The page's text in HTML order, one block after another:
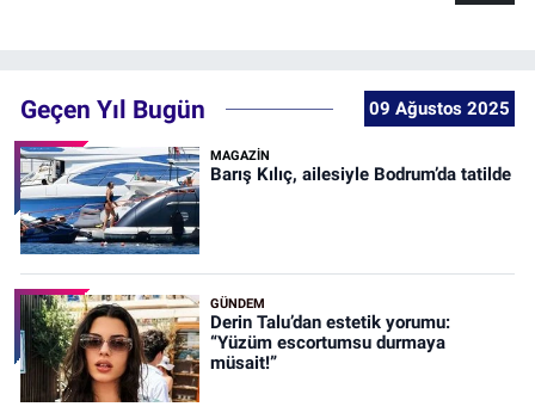
Geçen Yıl Bugün 09 Ağustos 2025
MAGAZİN
Barış Kılıç, ailesiyle Bodrum’da tatilde
GÜNDEM
Derin Talu’dan estetik yorumu:
“Yüzüm escortumsu durmaya
müsait!”